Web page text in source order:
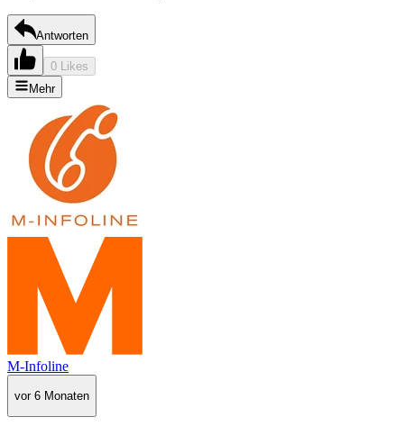
Antworten
0 Likes
Mehr
M-Infoline
vor 6 Monaten